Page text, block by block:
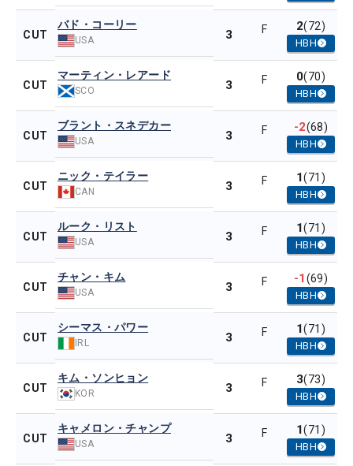
CUT
バド・コーリー
USA 3 F 2(72)
HBH
CUT
マーティン・レアード
SCO 3 F 0(70)
HBH
CUT
ブラント・スネデカー
USA 3 F -2(68)
HBH
CUT
ニック・テイラー
CAN 3 F 1(71)
HBH
CUT
ルーク・リスト
USA 3 F 1(71)
HBH
CUT
チャン・キム
USA 3 F -1(69)
HBH
CUT
シーマス・パワー
IRL 3 F 1(71)
HBH
CUT
キム・ソンヒョン
KOR 3 F 3(73)
HBH
CUT
キャメロン・チャンプ
USA 3 F 1(71)
HBH